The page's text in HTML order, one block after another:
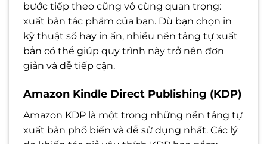
bước tiếp theo cũng vô cùng quan trọng:
xuất bản tác phẩm của bạn. Dù bạn chọn in
kỹ thuật số hay in ấn, nhiều nền tảng tự xuất
bản có thể giúp quy trình này trở nên đơn
giản và dễ tiếp cận.
Amazon Kindle Direct Publishing (KDP)
Amazon KDP là một trong những nền tảng tự
xuất bản phổ biến và dễ sử dụng nhất. Các lý